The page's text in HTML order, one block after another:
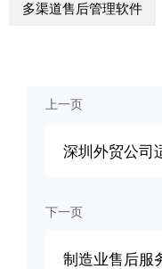
多渠道售后管理软件
上一页
深圳外贸公司
下一页
制造业售后服